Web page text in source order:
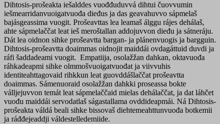
Dihtosis-prošeakta iešalddes vuođđuduvvá dihtui čuovvumin
iešmearridanvuoigatvuođa dieđus ja das geavahuvvo sápmelaš
bajásgeassima vuogit. Prošeavttas lea leamaš álggu rájes dehálaš,
ahte sápmelaččat leat ieš meroštallan addojuvvon dieđu ja sátneráju.
Dát lea oidnon sihke prošeavtta bargan- ja plánenvuogis ja bargguin.
Dihtosis-prošeavtta doaimmas oidnojit maiddái ovdagáttuid duvdi ja
ráfi šaddadeami vuogit. Empatiija, osolažžan dahkan, oktavuođa
ráhkadeapmi sihke olmmošvuoigatvuođat ja viivvuhis
identiteahttagovaid rihkkun leat guovddášlaččat prošeavtta
doaimmas. Sámenuoraid osolažžan dahkki proseassa bokte
válljejuvvon temát leat sápmelaččaid mielas dehálaččat, ja dat láhčet
vuođu maiddái servodatlaš ságastallama ovddideapmái. Ná Dihtosis-
prošeakta váldá beali sihke bissovaš diehtemeahttunvuođa botkemii
ja ráđđejeaddji váldestelledemiide.